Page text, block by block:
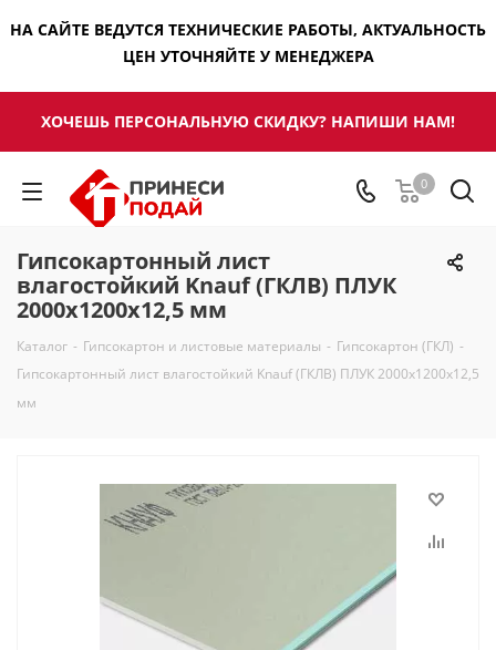
НА САЙТЕ ВЕДУТСЯ ТЕХНИЧЕСКИЕ РАБОТЫ, АКТУАЛЬНОСТЬ
ЦЕН УТОЧНЯЙТЕ У МЕНЕДЖЕРА
ХОЧЕШЬ ПЕРСОНАЛЬНУЮ СКИДКУ? НАПИШИ НАМ!
0
Гипсокартонный лист
влагостойкий Knauf (ГКЛВ) ПЛУК
2000x1200х12,5 мм
Каталог - Гипсокартон и листовые материалы - Гипсокартон (ГКЛ) -
Гипсокартонный лист влагостойкий Knauf (ГКЛВ) ПЛУК 2000x1200х12,5
мм